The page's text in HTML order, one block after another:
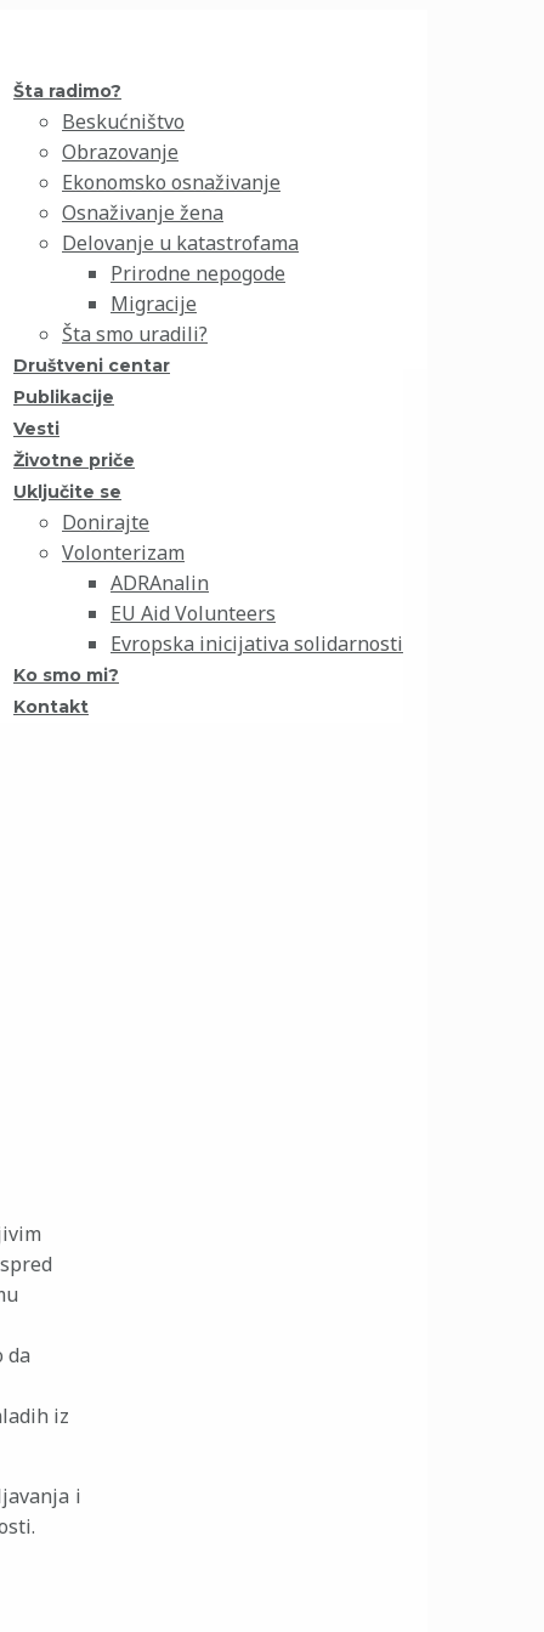
Šta radimo?
Beskućništvo
Obrazovanje
Ekonomsko osnaživanje
Osnaživanje žena
Delovanje u katastrofama
Prirodne nepogode
Migracije
Šta smo uradili?
Društveni centar
Publikacije
Vesti
Životne priče
Uključite se
Donirajte
Volonterizam
ADRAnalin
EU Aid Volunteers
Evropska inicijativa solidarnosti
Ko smo mi?
Kontakt
da
iz
i